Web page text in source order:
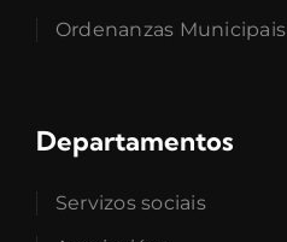
Ordenanzas Municipais
Departamentos
Servizos sociais